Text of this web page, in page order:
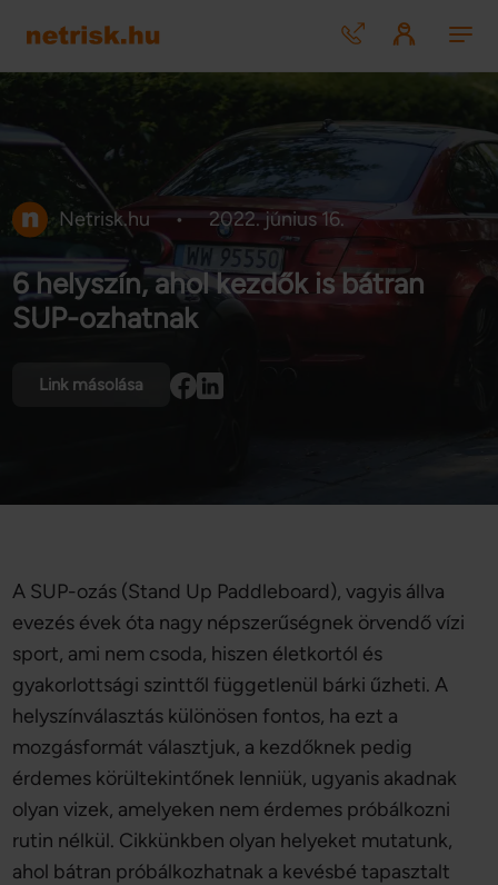
Netrisk.hu • 2022. június 16.
6 helyszín, ahol kezdők is bátran
SUP-ozhatnak
Link másolása
A SUP-ozás (Stand Up Paddleboard), vagyis állva
evezés évek óta nagy népszerűségnek örvendő vízi
sport, ami nem csoda, hiszen életkortól és
gyakorlottsági szinttől függetlenül bárki űzheti. A
helyszínválasztás különösen fontos, ha ezt a
mozgásformát választjuk, a kezdőknek pedig
érdemes körültekintőnek lenniük, ugyanis akadnak
olyan vizek, amelyeken nem érdemes próbálkozni
rutin nélkül. Cikkünkben olyan helyeket mutatunk,
ahol bátran próbálkozhatnak a kevésbé tapasztalt